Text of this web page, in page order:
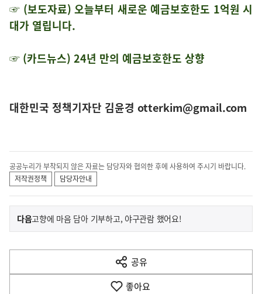
☞ (보도자료) 오늘부터 새로운 예금보호한도 1억원 시
대가 열립니다.
☞ (카드뉴스) 24년 만의 예금보호한도 상향
대한민국 정책기자단 김윤경 otterkim@gmail.com
공공누리가 부착되지 않은 자료는 담당자와 협의한 후에 사용하여 주시기 바랍니다.
저작권정책
담당자안내
이
전
다
음
다음기
고향에 마음 담아 기부하고, 야구관람 했어요!
공유
열
기
좋아요